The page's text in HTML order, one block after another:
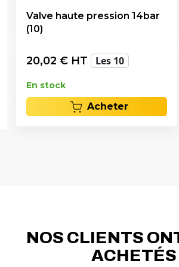
Valve haute pression 14bar
(10)
20,02 € HT Les 10
En stock
Acheter
NOS CLIENTS
ACHETÉS